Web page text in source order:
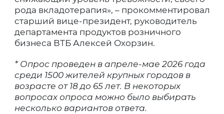
рода вкладотерапия», – прокомментировал
старший вице-президент, руководитель
департамента продуктов розничного
бизнеса ВТБ Алексей Охорзин.
* Опрос проведен в апреле-мае 2026 года
среди 1500 жителей крупных городов в
возрасте от 18 до 65 лет. В некоторых
вопросах опроса можно было выбирать
несколько вариантов ответа.